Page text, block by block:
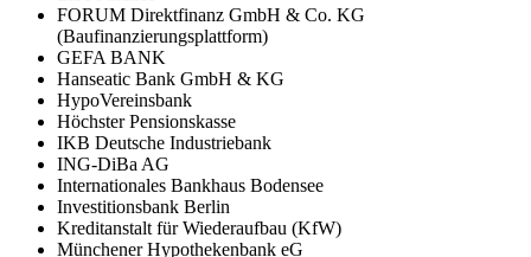
FORUM Direktfinanz GmbH & Co. KG
(Baufinanzierungsplattform)
GEFA BANK
Hanseatic Bank GmbH & KG
HypoVereinsbank
Höchster Pensionskasse
IKB Deutsche Industriebank
ING-DiBa AG
Internationales Bankhaus Bodensee
Investitionsbank Berlin
Kreditanstalt für Wiederaufbau (KfW)
Münchener Hypothekenbank eG